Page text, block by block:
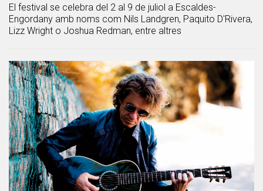
El festival se celebra del 2 al 9 de juliol a Escaldes-
Engordany amb noms com Nils Landgren, Paquito D'Rivera,
Lizz Wright o Joshua Redman, entre altres